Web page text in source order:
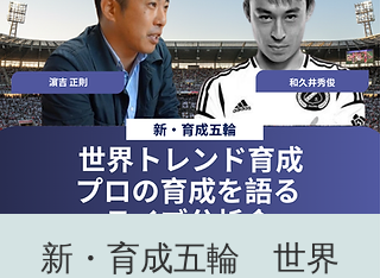
新・育成五輪 世界